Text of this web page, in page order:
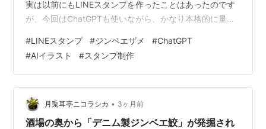
実は以前にもLINEスタンプを作ったことはあったのです
が、今回はChatGPTも使いながら、かなり本格的に量産
人に謝りたい編 も制作済み。 この後、数日ほど間隔を空
けながら順番に出品していこうと思っています。 一気に
出すか少し悩んだのですが、せっかくなので少しずつ放
流していくことにしました。 今後は東北弁版や関西弁版
なども増やしていく予定です。 少しずつですが、“ジンベ
エ鮫の群れ”…
#LINEスタンプ #ジンベエザメ #ChatGPT
#AIイラスト #スタンプ制作
月兎耳亭ニコラシカ • 3ヶ月前
酒場の奥から「デニム製ジンベエ鮫」が発掘され